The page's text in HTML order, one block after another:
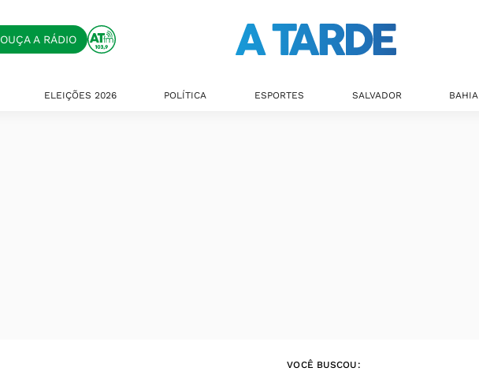
OUÇA A RÁDIO
ELEIÇÕES 2026 POLÍTICA ESPORTES SALVADOR BAHIA
VOCÊ BUSCOU: